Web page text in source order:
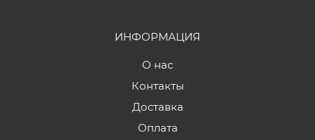
ИНФОРМАЦИЯ
О нас
Контакты
Доставка
Оплата